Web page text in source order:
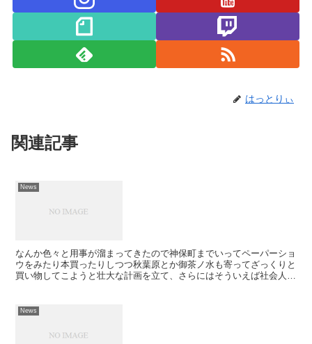
はっとりぃ
関連記事
News
なんか色々と用事が溜まってきたので神保町までいってペーパーショ
ウをみたり本買ったりしつつ秋葉原とか御茶ノ水も寄ってざっくりと
買い物してこようと壮大な計画を立て、さらにはそういえば社会人が
News